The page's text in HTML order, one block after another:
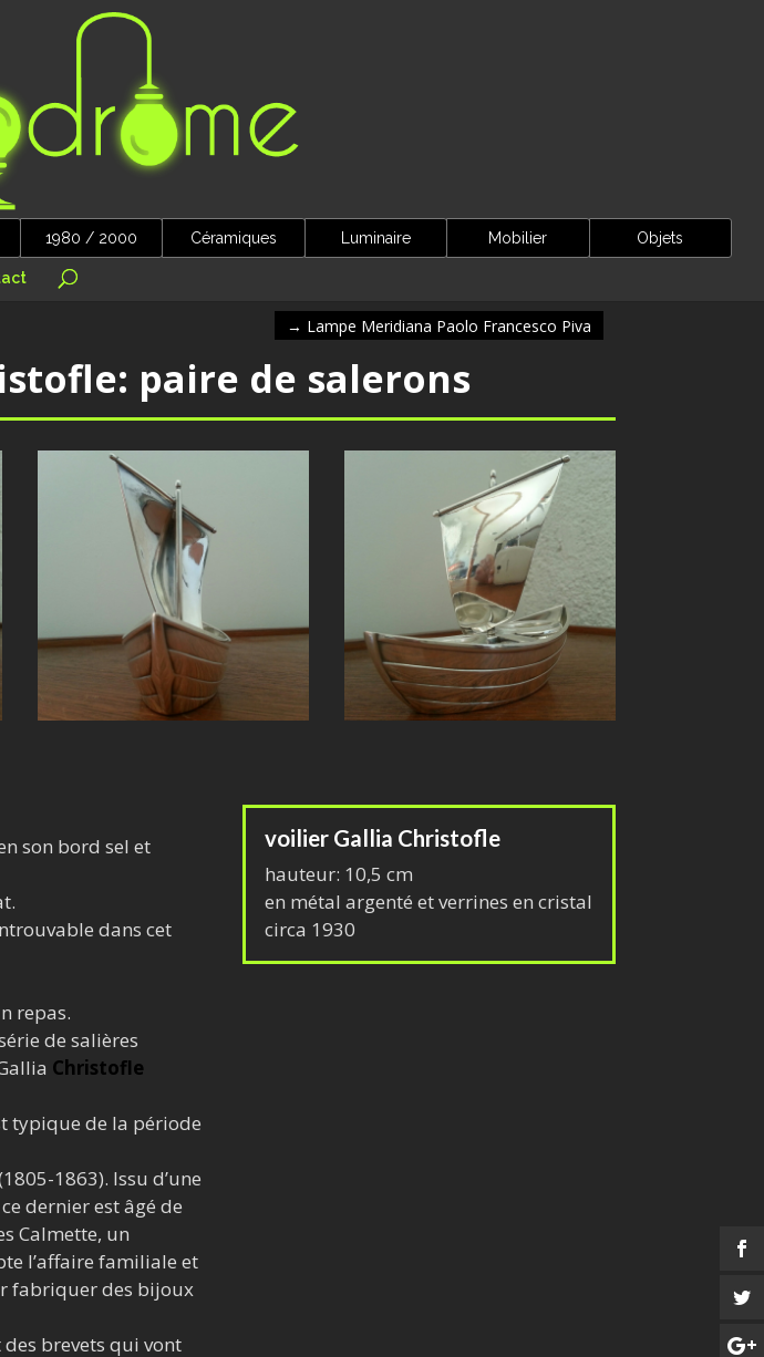
1980 / 2000 Céramiques Luminaire Mobilier Objets
→ Lampe Meridiana Paolo Francesco Piva
paire de salerons
son bord sel et
dans cet
repas.
de salières
Christofle
typique de la période
1863). Issu d’une
dernier est âgé de
Calmette, un
l’affaire familiale et
fabriquer des bijoux
des brevets qui vont
voilier Gallia Christofle
hauteur: 10,5 cm
en métal argenté et verrines en cristal
circa 1930